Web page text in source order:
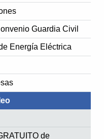
Guardia Civil
Energía Eléctrica
de